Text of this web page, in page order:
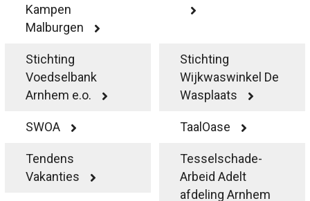
Kampen
Malburgen
Stichting
Voedselbank
Arnhem e.o.
Stichting
Wijkwaswinkel De
Wasplaats
SWOA TaalOase
Tendens
Vakanties
Tesselschade-
Arbeid Adelt
afdeling Arnhem